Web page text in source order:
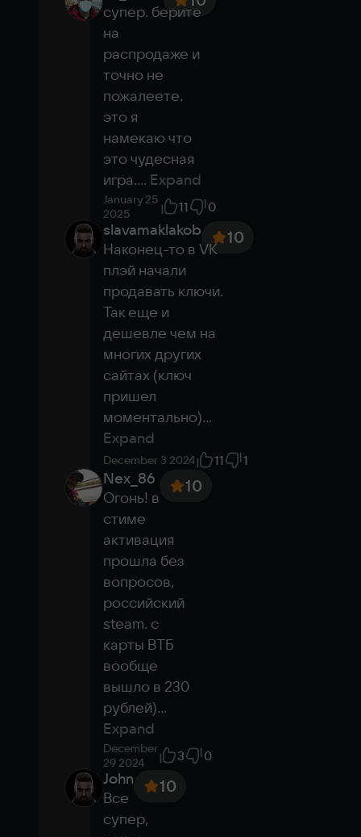
Hi-speed internet
Purchased game
No need to download
Ultra settings
супер. берите
на
распродаже и
точно не
пожалеете.
это я
намекаю что
это чудесная
игра.... Expand
January 25
2025
11 0
slavamaklakob 10
Наконец-то в VK
плэй начали
продавать ключи.
Так еще и
дешевле чем на
многих других
сайтах (ключ
пришел
моментально)...
Expand
December 3 2024 11 1
Nex_86 10
Огонь! в
стиме
активация
прошла без
вопросов,
российский
steam. с
карты ВТБ
вообще
вышло в 230
рублей)...
Expand
December
29 2024
3 0
John 10
Все
супер,